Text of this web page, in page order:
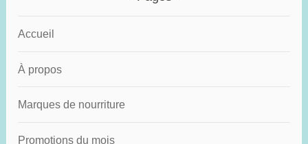
Accueil
À propos
Marques de nourriture
Promotions du mois